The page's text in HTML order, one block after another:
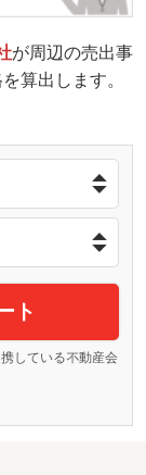
が周辺の売出事
算出します。
ト
している不動産会